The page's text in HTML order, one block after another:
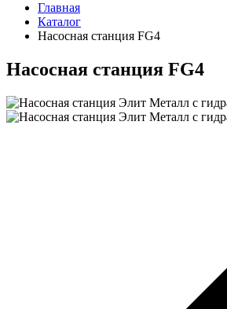
Главная
Каталог
Насосная станция FG4
Насосная станция FG4